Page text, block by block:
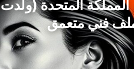
المملكة المتحدة (ولدت